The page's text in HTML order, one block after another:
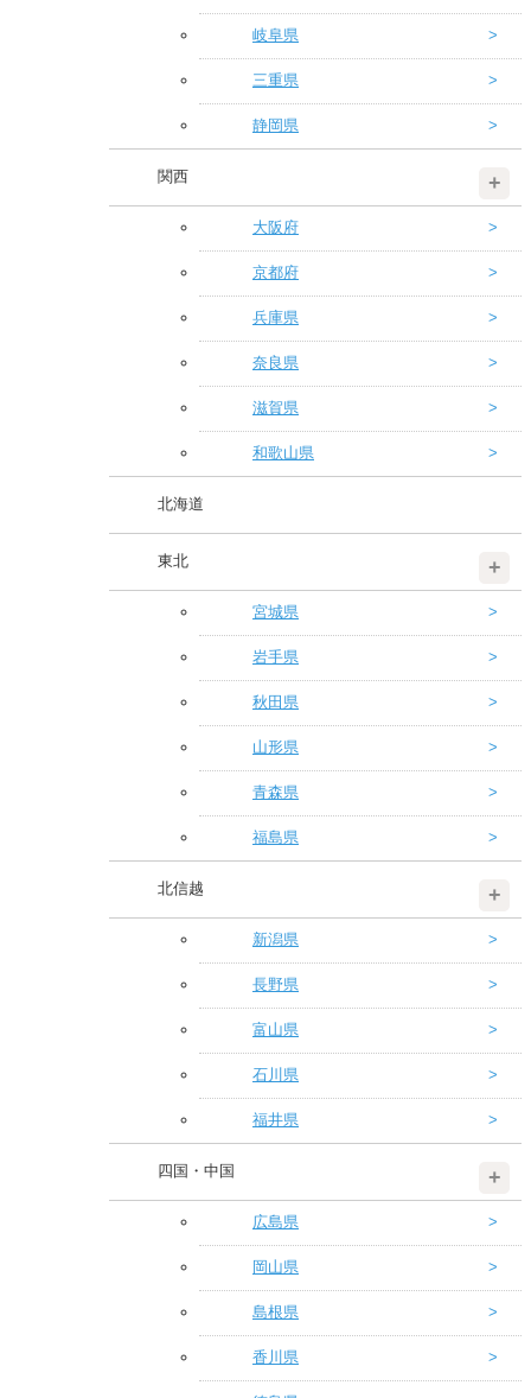
岐阜県
三重県
静岡県
関西
大阪府
京都府
兵庫県
奈良県
滋賀県
和歌山県
北海道
東北
宮城県
岩手県
秋田県
山形県
青森県
福島県
北信越
新潟県
長野県
富山県
石川県
福井県
四国・中国
広島県
岡山県
島根県
香川県